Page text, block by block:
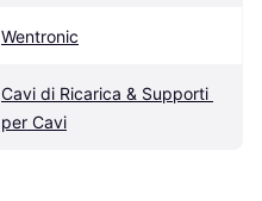
Wentronic
Cavi di Ricarica & Supporti
per Cavi